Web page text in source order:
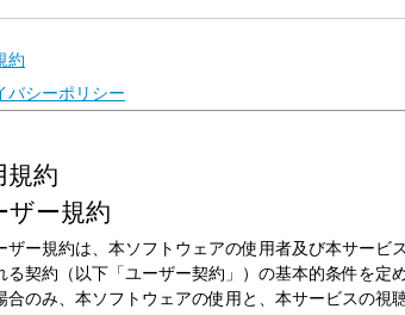
番組名
■20時10分頃「Morisawa Fonts ROAD TO INNOVATION」
11月28日（金）公開、坂本龍一さん最後の3年半の軌跡を辿
んにお話をうかがいます。
■20時40分頃「DREAM PITCH」
労災予防や人材配置に活用できる、従業員の心身機能をAIを